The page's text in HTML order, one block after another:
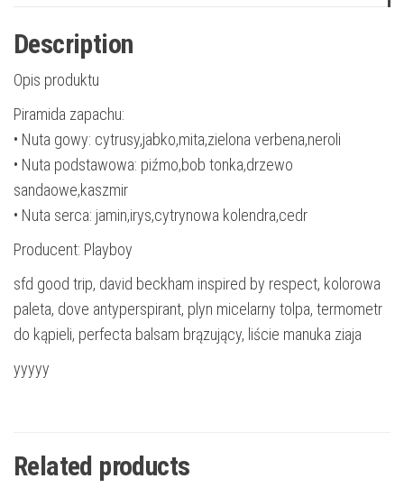
Description
Opis produktu
Piramida zapachu:
• Nuta gowy: cytrusy,jabko,mita,zielona verbena,neroli
• Nuta podstawowa: piźmo,bob tonka,drzewo
sandaowe,kaszmir
• Nuta serca: jamin,irys,cytrynowa kolendra,cedr
Producent: Playboy
sfd good trip, david beckham inspired by respect, kolorowa
paleta, dove antyperspirant, plyn micelarny tolpa, termometr
do kąpieli, perfecta balsam brązujący, liście manuka ziaja
yyyyy
Related products